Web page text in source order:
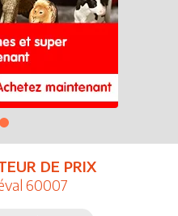
DE PRIX
60007